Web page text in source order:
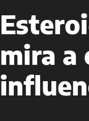
mira a